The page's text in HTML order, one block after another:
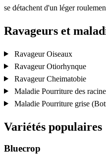
se détachent d'un léger
Ravageurs et
RavageurOiseaux
RavageurOtiorhynque
RavageurCheimatobie
Maladie Pourriture des
Maladie Pourriture grise
Variétés populaires
Bluecrop